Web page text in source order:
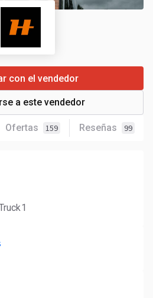
Ofertas 159 Reseñas 99
con el vendedor
a este vendedor